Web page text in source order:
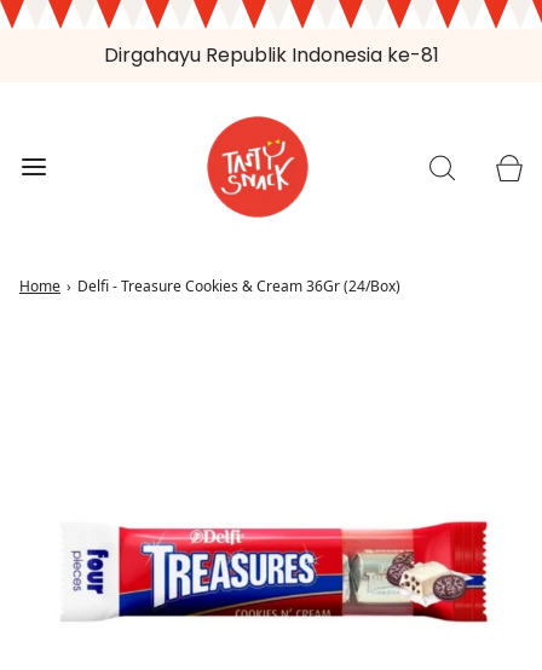
Dirgahayu Republik Indonesia ke-81
Home › Delfi - Treasure Cookies & Cream 36Gr (24/Box)